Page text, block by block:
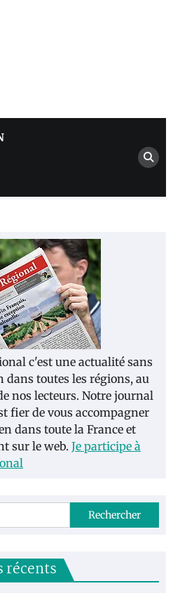
c'est une actualité sans
dans toutes les régions, au
nos lecteurs. Notre journal
fier de vous accompagner
dans toute la France et
sur le web. Je participe à
Rechercher
récents